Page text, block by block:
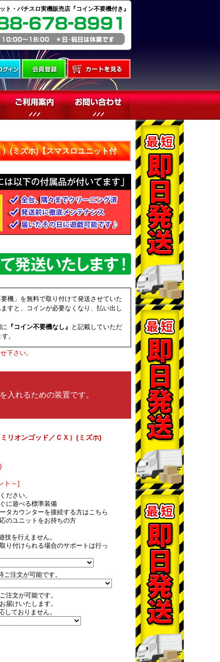
ト・パチスロ実機販売店『コイン不要機付き』
(ミズホ)【スマスロユニット付
機」を無料で取り付けて発送させていた
すと、コインが必要なくなり、払い出し
『コイン不要機なし』 と記載していただ
。
下さい。
入れるための装置です。
リオンゴッド／ＣＸ）(ミズホ)
ト～]
ださい。
に遊べる標準装備
カウンターを接続する方はこちら
ニットをお持ちの方
を行えません。
り付けられる場合のサポートは行っ
注文が可能です。
注文が可能です。
届けいたします。
ておりません。